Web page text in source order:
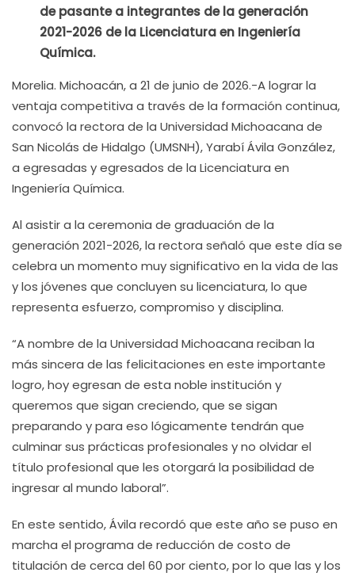
de pasante a integrantes de la generación
2021-2026 de la Licenciatura en Ingeniería
Química.
Morelia. Michoacán, a 21 de junio de 2026.-A lograr la
ventaja competitiva a través de la formación continua,
convocó la rectora de la Universidad Michoacana de
San Nicolás de Hidalgo (UMSNH), Yarabí Ávila González,
a egresadas y egresados de la Licenciatura en
Ingeniería Química.
Al asistir a la ceremonia de graduación de la
generación 2021-2026, la rectora señaló que este día se
celebra un momento muy significativo en la vida de las
y los jóvenes que concluyen su licenciatura, lo que
representa esfuerzo, compromiso y disciplina.
“A nombre de la Universidad Michoacana reciban la
más sincera de las felicitaciones en este importante
logro, hoy egresan de esta noble institución y
queremos que sigan creciendo, que se sigan
preparando y para eso lógicamente tendrán que
culminar sus prácticas profesionales y no olvidar el
título profesional que les otorgará la posibilidad de
ingresar al mundo laboral”.
En este sentido, Ávila recordó que este año se puso en
marcha el programa de reducción de costo de
titulación de cerca del 60 por ciento, por lo que las y los